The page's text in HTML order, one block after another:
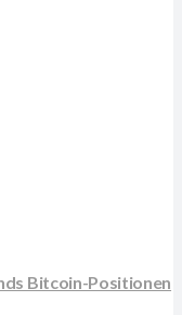
Bitcoin-Positionen